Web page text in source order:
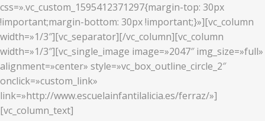
css=».vc_custom_1595412371297{margin-top: 30px
!important;margin-bottom: 30px !important;}»][vc_column
width=»1/3″][vc_separator][/vc_column][vc_column
width=»1/3″][vc_single_image image=»2047″ img_size=»full»
alignment=»center» style=»vc_box_outline_circle_2″
onclick=»custom_link»
link=»http://www.escuelainfantilalicia.es/ferraz/»]
[vc_column_text]